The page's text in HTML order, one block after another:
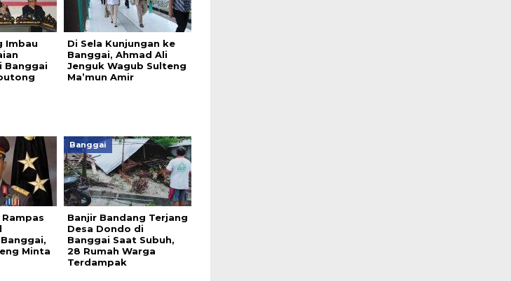
Imbau
Banggai
Di Sela Kunjungan ke
Banggai, Ahmad Ali
Jenguk Wagub Sulteng
Ma’mun Amir
Minta
Banggai
Banjir Bandang Terjang
Desa Dondo di
Banggai Saat Subuh,
28 Rumah Warga
Terdampak